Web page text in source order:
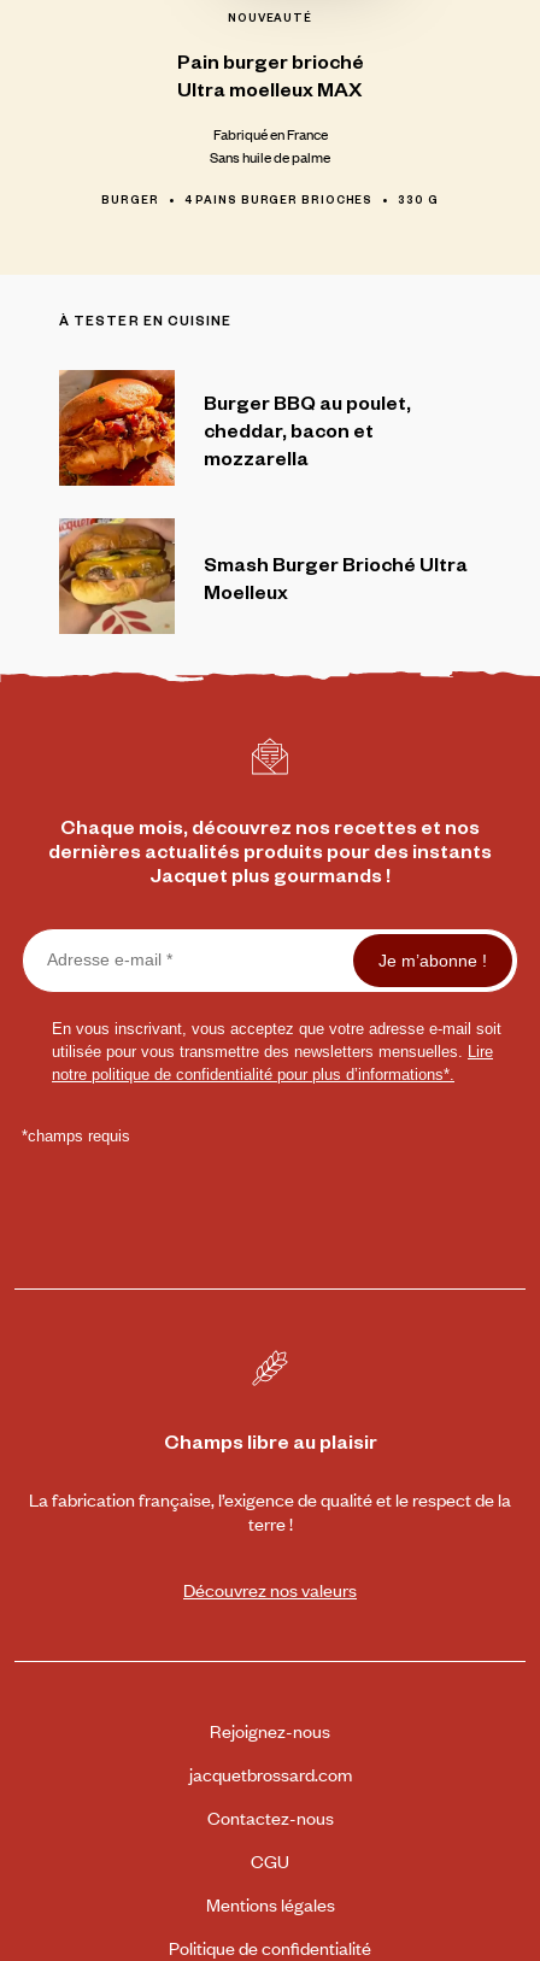
NOUVEAUTÉ
Pain burger brioché
UltramoelleuxMAX
Fabriqué en France
Sans huile de palme
BURGER 4 PAINS BURGER BRIOCHES 330 G
À TESTER EN CUISINE
Burger BBQ au poulet,
cheddar, bacon et
mozzarella
Smash Burger Brioché Ultra
Moelleux
Chaque mois, découvrez nos recettes et nos
dernières actualités produits pour des instants
Jacquet plus gourmands !
Champs libre au plaisir
La fabrication française, l’exigence de qualité et le respect de la
terre !
Découvrez nos valeurs
Rejoignez-nous
jacquetbrossard.com
Contactez-nous
CGU
Mentions légales
Politique de confidentialité